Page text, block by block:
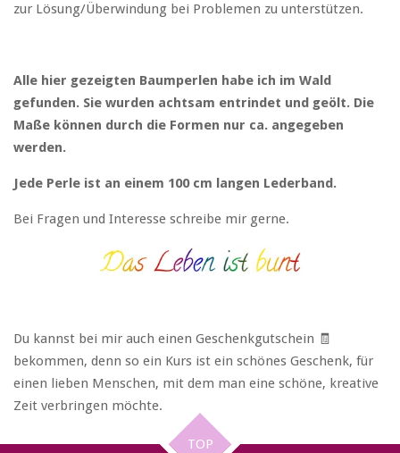
zur Lösung/Überwindung bei Problemen zu unterstützen.
Alle hier gezeigten Baumperlen habe ich im Wald
gefunden. Sie wurden achtsam entrindet und geölt. Die
Maße können durch die Formen nur ca. angegeben
werden.
Jede Perle ist an einem 100 cm langen Lederband.
Bei Fragen und Interesse schreibe mir gerne.
Du kannst bei mir auch einen Geschenkgutschein 🧾
bekommen, denn so ein Kurs ist ein schönes Geschenk, für
einen lieben Menschen, mit dem man eine schöne, kreative
Zeit verbringen möchte.
TOP